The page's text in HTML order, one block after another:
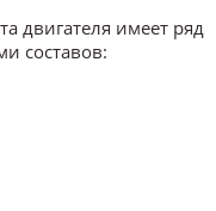
двигателя имеет ряд
составов: